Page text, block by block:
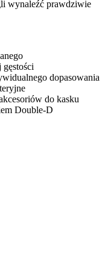
wynaleźć prawdziwie
dopasowania
do kasku
Double-D